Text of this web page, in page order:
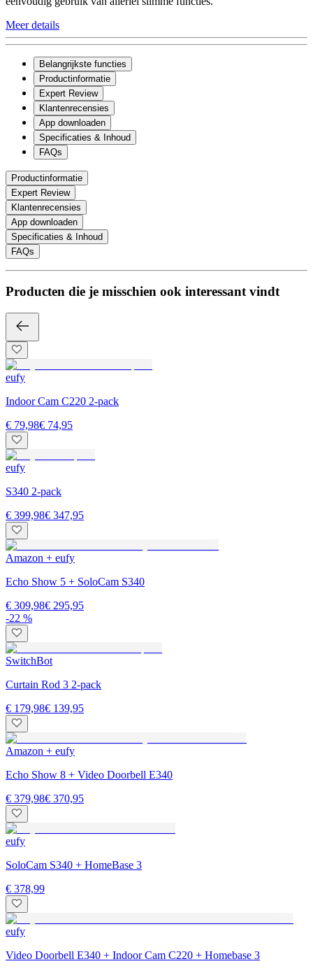
Meer details
Belangrijkste functies
Productinformatie
Expert Review
Klantenrecensies
App downloaden
Specificaties & Inhoud
FAQs
Productinformatie
Expert Review
Klantenrecensies
App downloaden
Specificaties & Inhoud
FAQs
Producten die je misschien ook interessant vindt
eufy
Indoor Cam C220 2-pack
€ 79,98€ 74,95
eufy
S340 2-pack
€ 399,98€ 347,95
Amazon + eufy
Echo Show 5 + SoloCam S340
€ 309,98€ 295,95
-22 %
SwitchBot
Curtain Rod 3 2-pack
€ 179,98€ 139,95
Amazon + eufy
Echo Show 8 + Video Doorbell E340
€ 379,98€ 370,95
eufy
SoloCam S340 + HomeBase 3
€ 378,99
eufy
Video Doorbell E340 + Indoor Cam C220 + Homebase 3